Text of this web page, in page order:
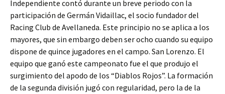
Independiente contó durante un breve periodo con la
participación de Germán Vidaillac, el socio fundador del
Racing Club de Avellaneda. Este principio no se aplica a los
mayores, que sin embargo deben ser ocho cuando su equipo
dispone de quince jugadores en el campo. San Lorenzo. El
equipo que ganó este campeonato fue el que produjo el
surgimiento del apodo de los “Diablos Rojos”. La formación
de la segunda división jugó con regularidad, pero la de la